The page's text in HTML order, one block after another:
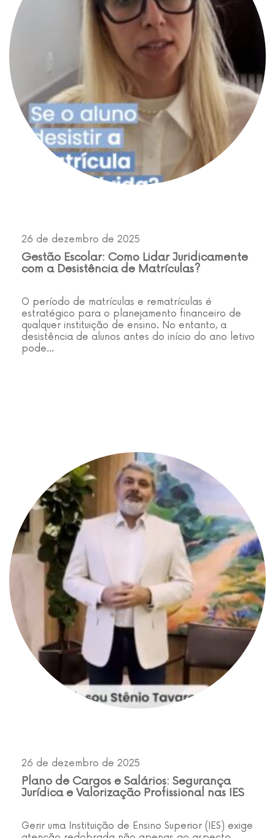
26 de dezembro de 2025
Gestão Escolar: Como Lidar Juridicamente
com a Desistência de Matrículas?
O período de matrículas e rematrículas é
estratégico para o planejamento financeiro de
qualquer instituição de ensino. No entanto, a
desistência de alunos antes do início do ano letivo
pode…
26 de dezembro de 2025
Plano de Cargos e Salários: Segurança
Jurídica e Valorização Profissional nas IES
Gerir uma Instituição de Ensino Superior (IES) exige